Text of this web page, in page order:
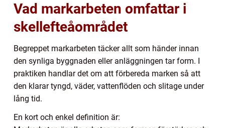
Vad markarbeten omfattar i
skellefteåområdet
Begreppet markarbeten täcker allt som händer innan
den synliga byggnaden eller anläggningen tar form. I
praktiken handlar det om att förbereda marken så att
den klarar tyngd, väder, vattenflöden och slitage under
lång tid.
En kort och enkel definition är: